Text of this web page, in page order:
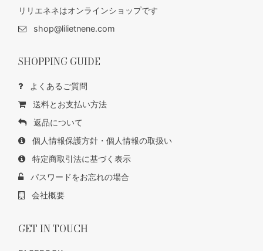
リリエネネはオンラインショップです
shop@lilietnene.com
SHOPPING GUIDE
よくあるご質問
送料とお支払い方法
返品について
個人情報保護方針・個人情報の取扱い
特定商取引法に基づく表示
パスワードをお忘れの場合
会社概要
GET IN TOUCH